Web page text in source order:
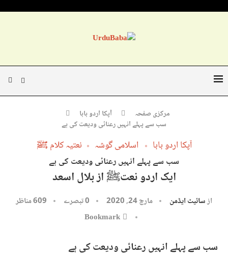
مرکزی صفحہ
آپکا اردو بابا
سب سے پہلے انہیں رعنائی ودیعت کی ہے
آپکا اردو بابا اسلامی گوشہ نعتیہ کلام ﷺ
سب سے پہلے انہیں رعنائی ودیعت کی ہے
ایک اردو نعتﷺ از بلال اسعد
ازسائیٹ ایڈمن مارچ 24, 2020 0 تبصرے 609مناظر
Bookmark
سب سے پہلے انہیں رعنائی ودیعت کی ہے